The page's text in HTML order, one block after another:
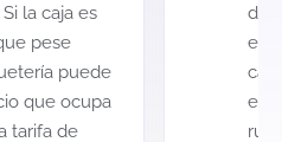
la caja es
pese
puede
que ocupa
tarifa de
de
cada
es
ruta